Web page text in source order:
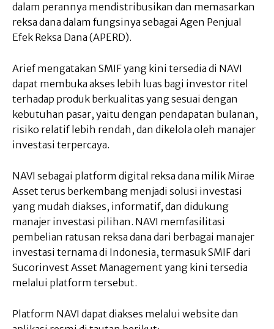
dalam perannya mendistribusikan dan memasarkan
reksa dana dalam fungsinya sebagai Agen Penjual
Efek Reksa Dana (APERD).
Arief mengatakan SMIF yang kini tersedia di NAVI
dapat membuka akses lebih luas bagi investor ritel
terhadap produk berkualitas yang sesuai dengan
kebutuhan pasar, yaitu dengan pendapatan bulanan,
risiko relatif lebih rendah, dan dikelola oleh manajer
investasi terpercaya.
NAVI sebagai platform digital reksa dana milik Mirae
Asset terus berkembang menjadi solusi investasi
yang mudah diakses, informatif, dan didukung
manajer investasi pilihan. NAVI memfasilitasi
pembelian ratusan reksa dana dari berbagai manajer
investasi ternama di Indonesia, termasuk SMIF dari
Sucorinvest Asset Management yang kini tersedia
melalui platform tersebut.
Platform NAVI dapat diakses melalui website dan